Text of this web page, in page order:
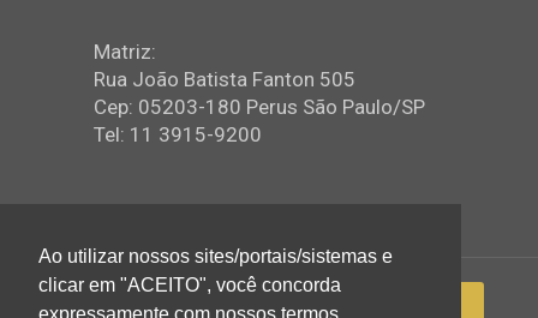
Matriz:
Rua João Batista Fanton 505
Cep: 05203-180 Perus São Paulo/SP
Tel: 11 3915-9200
Ao utilizar nossos sites/portais/sistemas e
clicar em "ACEITO", você concorda